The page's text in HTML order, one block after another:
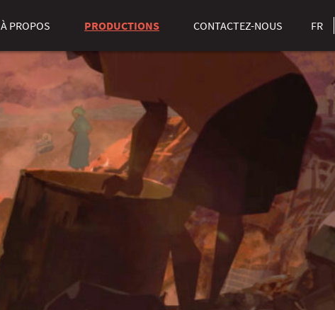
À PROPOS PRODUCTIONS CONTACTEZ-NOUS FR